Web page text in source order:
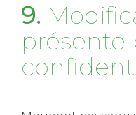
9.
présente